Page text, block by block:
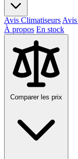
Avis Climatiseurs
À propos En stock